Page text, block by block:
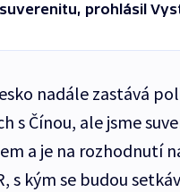
prohlásil
nadále zastává
s Čínou, ale jsme
a je na rozhodnutí
kým se budou